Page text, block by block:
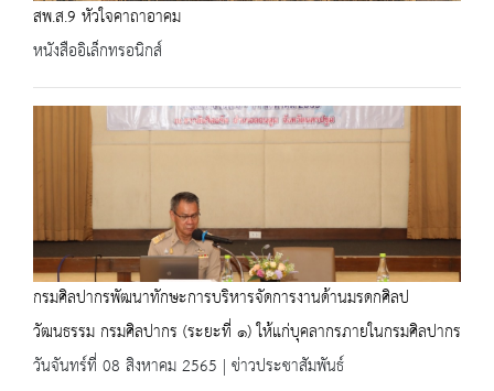
สพ.ส.9 หัวใจคาถาอาคม
หนังสืออิเล็กทรอนิกส์
กรมศิลปากรพัฒนาทักษะการบริหารจัดการงานด้านมรดกศิลป
วัฒนธรรม กรมศิลปากร (ระยะที่ ๑) ให้แก่บุคลากรภายในกรมศิลปากร
วันจันทร์ที่ 08 สิงหาคม 2565 | ข่าวประชาสัมพันธ์